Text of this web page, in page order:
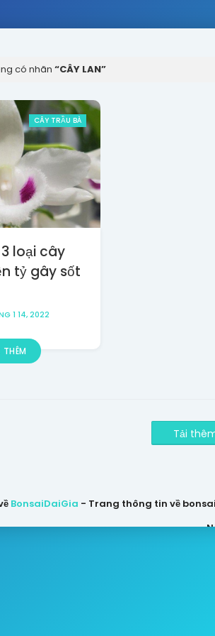
có nhãn CÂY LAN
CÂY TRẦU BÀ
loại cây
tỷ gây sốt
1 14, 2022
Tải
BonsaiDaiGia - Trang thông tin về